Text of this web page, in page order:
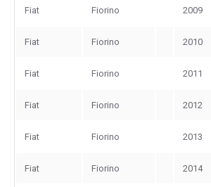
Fiat Fiorino 2009
Fiat Fiorino 2010
Fiat Fiorino 2011
Fiat Fiorino 2012
Fiat Fiorino 2013
Fiat Fiorino 2014